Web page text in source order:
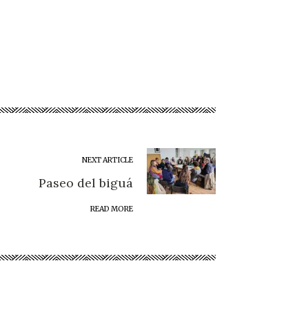
NEXT ARTICLE
Paseo del biguá
READ MORE